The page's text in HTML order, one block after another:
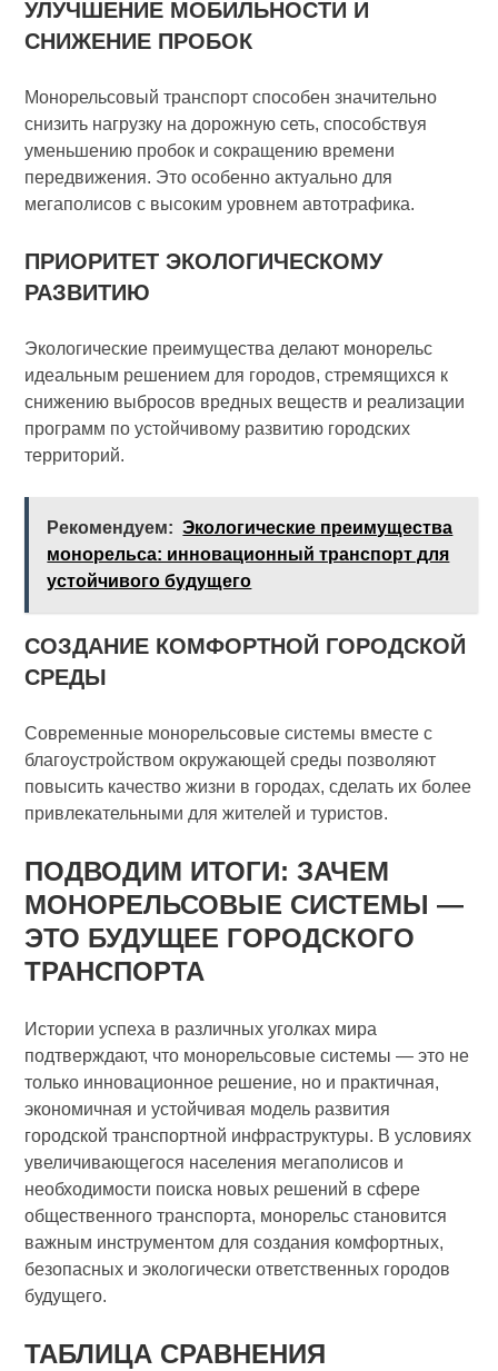
УЛУЧШЕНИЕ МОБИЛЬНОСТИ И
СНИЖЕНИЕ ПРОБОК
Монорельсовый транспорт способен значительно
снизить нагрузку на дорожную сеть, способствуя
уменьшению пробок и сокращению времени
передвижения. Это особенно актуально для
мегаполисов с высоким уровнем автотрафика.
ПРИОРИТЕТ ЭКОЛОГИЧЕСКОМУ
РАЗВИТИЮ
Экологические преимущества делают монорельс
идеальным решением для городов, стремящихся к
снижению выбросов вредных веществ и реализации
программ по устойчивому развитию городских
территорий.
Рекомендуем: Экологические преимущества
монорельса: инновационный транспорт для
устойчивого будущего
СОЗДАНИЕ КОМФОРТНОЙ ГОРОДСКОЙ
СРЕДЫ
Современные монорельсовые системы вместе с
благоустройством окружающей среды позволяют
повысить качество жизни в городах, сделать их более
привлекательными для жителей и туристов.
ПОДВОДИМ ИТОГИ: ЗАЧЕМ
МОНОРЕЛЬСОВЫЕ СИСТЕМЫ —
ЭТО БУДУЩЕЕ ГОРОДСКОГО
ТРАНСПОРТА
Истории успеха в различных уголках мира
подтверждают, что монорельсовые системы — это не
только инновационное решение, но и практичная,
экономичная и устойчивая модель развития
городской транспортной инфраструктуры. В условиях
увеличивающегося населения мегаполисов и
необходимости поиска новых решений в сфере
общественного транспорта, монорельс становится
важным инструментом для создания комфортных,
безопасных и экологически ответственных городов
будущего.
ТАБЛИЦА СРАВНЕНИЯ